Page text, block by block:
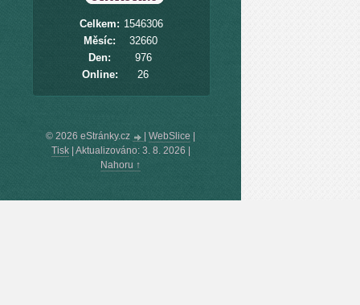
Online: 26
Celkem: 1546306
Měsíc:
32660
Den:
976
© 2026 eStránky.cz WebSlice
Tisk| Aktualizováno: 3. 8. 2026
Nahoru ↑